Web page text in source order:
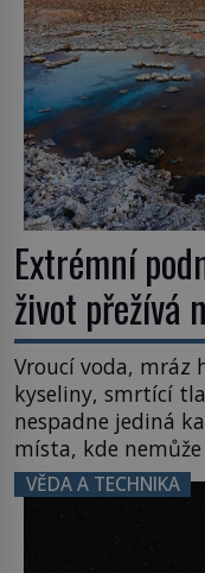
Extrémní
život přežívá
Vroucí voda, mráz
kyseliny, smrtící
nespadne jediná
místa, kde
právě tady vědci
posouvají hranice
naše představy o
napovídá, kde
VĚDA A TECHNIKA